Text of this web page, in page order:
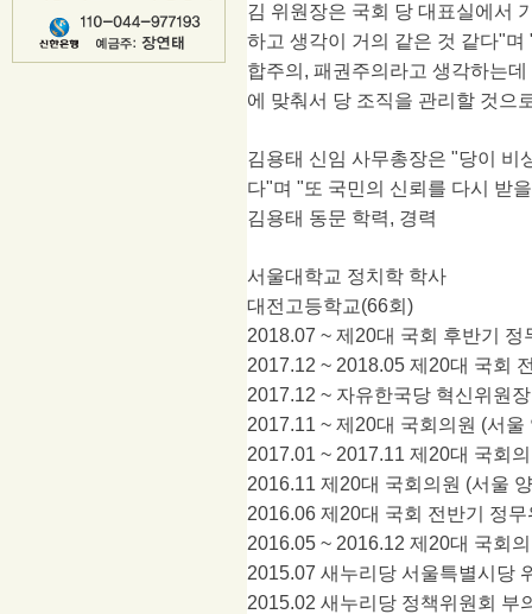
김 위원장은 국회 당 대표실에서
하고 생각이 거의 같은 것 같다"며
합주의 , 패권주의라고 생각하는
에 맞춰서 당 조직을 관리할 것으
김용태 신임 사무총장은 "당이 비
다"며 "또 국민의 신뢰를 다시 받
김용태 동문 학력, 경력
서울대학교 정치학 학사
대전고등학교(66회 )
2018.07 ~ 제 20대 국회 후반기 정
2017.12 ~ 2018.05 제 20대 국회
2017.12 ~ 자유한국당 혁신위원장
2017.11 ~ 제 20대 국회의원 (서울
2017.01 ~ 2017.11 제 20대 국회
2016.11 제 20대 국회의원 (서울
2016.06 제 20대 국회 전반기 정
2016.05 ~ 2016.12 제 20대 국회
2015.07 새누리당 서울특별시당
2015.02 새누리당 정책위원회 부